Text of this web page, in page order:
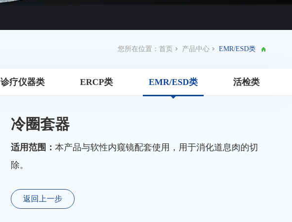
您所在位置：首页 产品中心 EMR/ESD类
诊疗仪器类 ERCP类 EMR/ESD类 活检类
冷圈套器
适用范围： 本产品与软性内窥镜配套使用，用于消化道息肉的切
除。
返回上一步